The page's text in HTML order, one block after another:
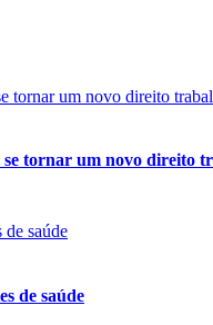
tornar um novo direito
de saúde